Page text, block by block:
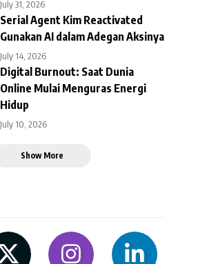
July 31, 2026
Serial Agent Kim Reactivated
Gunakan AI dalam Adegan Aksinya
July 14, 2026
Digital Burnout: Saat Dunia
Online Mulai Menguras Energi
Hidup
July 10, 2026
Show More